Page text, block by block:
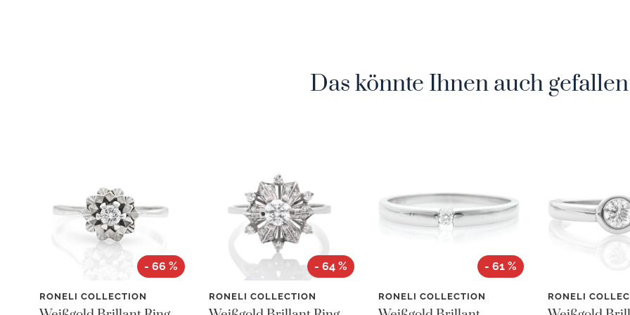
Das könnte Ihnen auch
- 66 %
RONELI COLLECTION
- 64 %
RONELI COLLECTION
- 61 %
RONELI COLLECTION RONELI